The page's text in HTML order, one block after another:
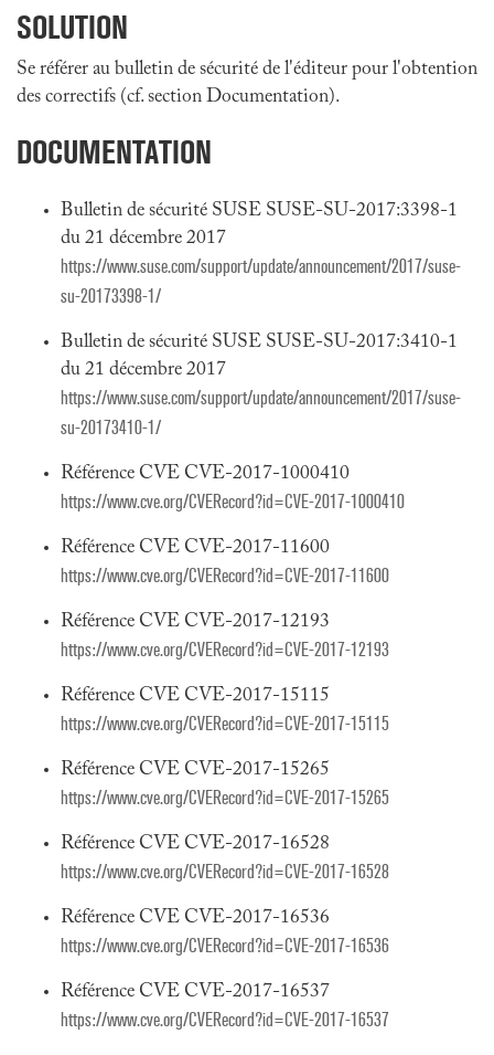
SOLUTION
Se référer au bulletin de sécurité de l'éditeur pour l'obtention
des correctifs (cf. section Documentation).
DOCUMENTATION
Bulletin de sécurité SUSE SUSE-SU-2017:3398-1
du 21 décembre 2017
https://www.suse.com/support/update/announcement/2017/suse-
su-20173398-1/
Bulletin de sécurité SUSE SUSE-SU-2017:3410-1
du 21 décembre 2017
https://www.suse.com/support/update/announcement/2017/suse-
su-20173410-1/
Référence CVE CVE-2017-1000410
https://www.cve.org/CVERecord?id=CVE-2017-1000410
Référence CVE CVE-2017-11600
https://www.cve.org/CVERecord?id=CVE-2017-11600
Référence CVE CVE-2017-12193
https://www.cve.org/CVERecord?id=CVE-2017-12193
Référence CVE CVE-2017-15115
https://www.cve.org/CVERecord?id=CVE-2017-15115
Référence CVE CVE-2017-15265
https://www.cve.org/CVERecord?id=CVE-2017-15265
Référence CVE CVE-2017-16528
https://www.cve.org/CVERecord?id=CVE-2017-16528
Référence CVE CVE-2017-16536
https://www.cve.org/CVERecord?id=CVE-2017-16536
Référence CVE CVE-2017-16537
https://www.cve.org/CVERecord?id=CVE-2017-16537